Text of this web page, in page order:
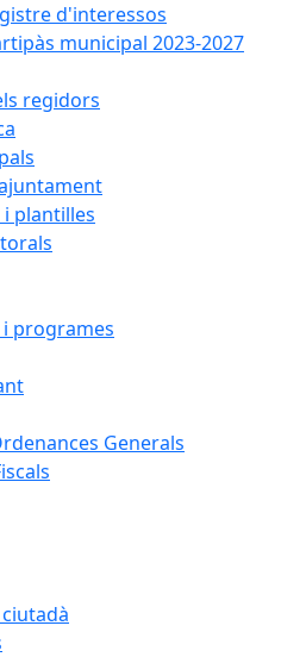
d'interessos
municipal 2023-2027
regidors
plantilles
i programes
Generals